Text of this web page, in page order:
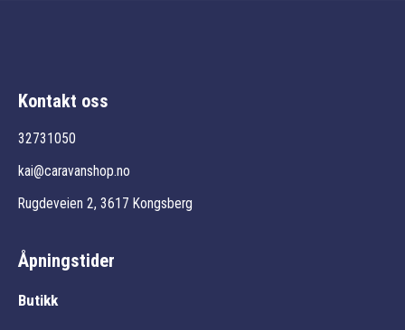
Kontakt oss
32731050
kai@caravanshop.no
Rugdeveien 2, 3617 Kongsberg
Åpningstider
Butikk